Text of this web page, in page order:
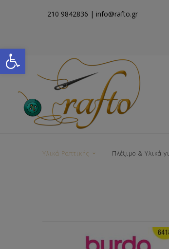
Open toolbar
210 9842836 | info@rafto.gr
Υλικά Ραπτικής Πλέξιμο & Υλικά
Νήματα
Χερούλια